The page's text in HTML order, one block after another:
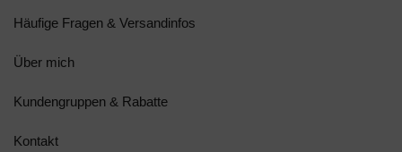
Häufige Fragen & Versandinfos
Über mich
Kundengruppen & Rabatte
Kontakt